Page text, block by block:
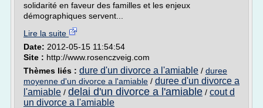
solidarité en faveur des familles et les enjeux
démographiques servent...
Lire la suite
Date: 2012-05-15 11:54:54
Site : http://www.rosenczveig.com
Thèmes liés : dure d'un divorce a l'amiable / duree
moyenne d'un divorce a l'amiable / duree d'un divorce a
l'amiable / delai d'un divorce a l'amiable / cout d
un divorce a l'amiable